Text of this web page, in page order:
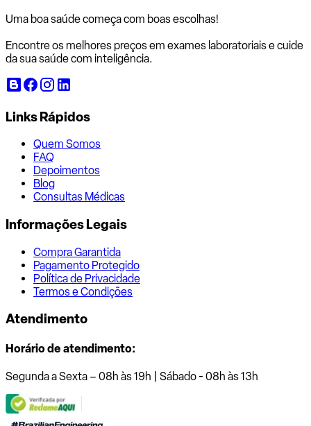
Uma boa saúde começa com boas escolhas!
Encontre os melhores preços em exames laboratoriais e cuide
da sua saúde com inteligência.
Links Rápidos
Quem Somos
FAQ
Depoimentos
Blog
Consultas Médicas
Informações Legais
Compra Garantida
Pagamento Protegido
Política de Privacidade
Termos e Condições
Atendimento
Horário de atendimento:
Segunda a Sexta – 08h às 19h | Sábado - 08h às 13h